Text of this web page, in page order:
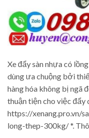
Xe đẩy sàn nhựa có
dùng ưa chuộng bởi
hàng hóa không bị ngã
thuận tiện cho việc đẩy
https://xenang.pro.vn/
long-thep-300kg/ *.